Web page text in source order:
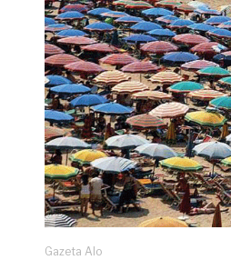
Gazeta Alo